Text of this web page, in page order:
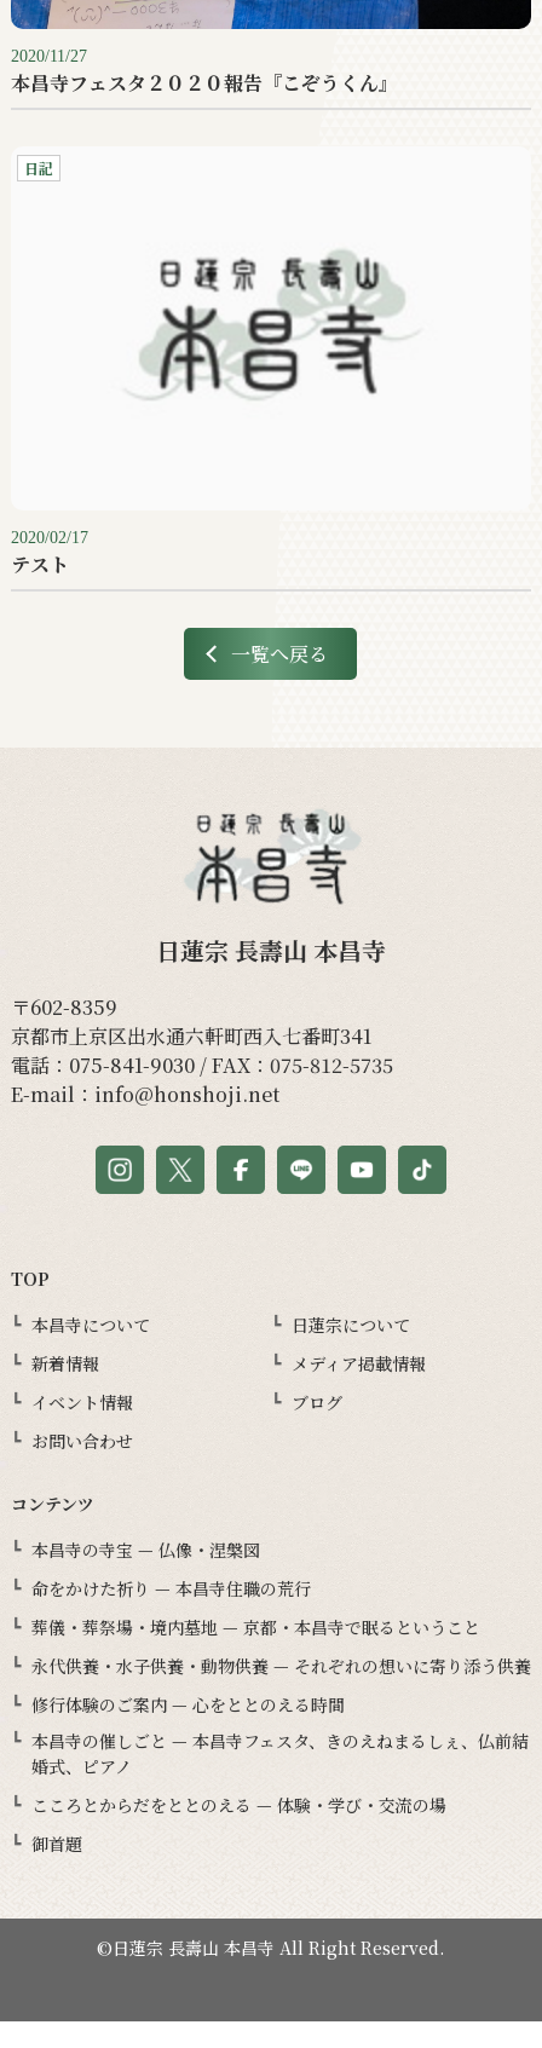
2020/11/27
本昌寺フェスタ２０２０報告『こぞうくん』
日記
2020/02/17
テスト
一覧へ戻る
日蓮宗 長壽山 本昌寺
〒602-8359
京都市上京区出水通六軒町西入七番町341
電話： 075-841-9030/ FAX：075-812-5735
E-mail： info@honshoji.net
TOP
本昌寺について
日蓮宗について
新着情報
メディア掲載情報
イベント情報
ブログ
お問い合わせ
コンテンツ
本昌寺の寺宝 — 仏像・涅槃図
命をかけた祈り — 本昌寺住職の荒行
葬儀・葬祭場・境内墓地 — 京都・本昌寺で眠るということ
永代供養・水子供養・動物供養 — それぞれの想いに寄り添う供養
修行体験のご案内 — 心をととのえる時間
本昌寺の催しごと — 本昌寺フェスタ、きのえねまるしぇ、仏前結
婚式、ピアノ
こころとからだをととのえる — 体験・学び・交流の場
御首題
©日蓮宗 長壽山 本昌寺 All Right Reserved.